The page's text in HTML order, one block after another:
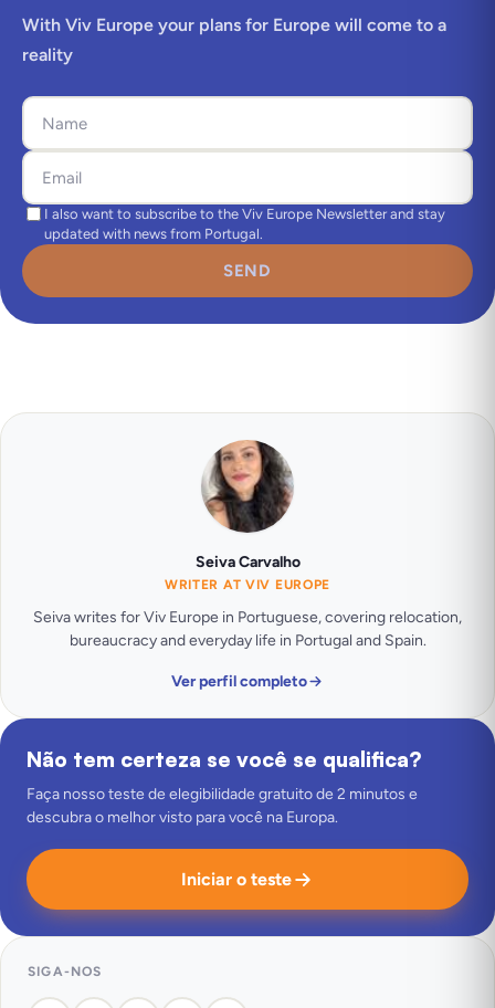
With Viv Europe your plans for Europe will come to a
reality
I also want to subscribe to the Viv Europe Newsletter and stay
updated with news from Portugal.
SEND
Seiva Carvalho
WRITER AT VIV EUROPE
Seiva writes for Viv Europe in Portuguese, covering relocation,
bureaucracy and everyday life in Portugal and Spain.
Ver perfil completo
Não tem certeza se você se qualifica?
Faça nosso teste de elegibilidade gratuito de 2 minutos e
descubra o melhor visto para você na Europa.
Iniciar o teste
SIGA-NOS